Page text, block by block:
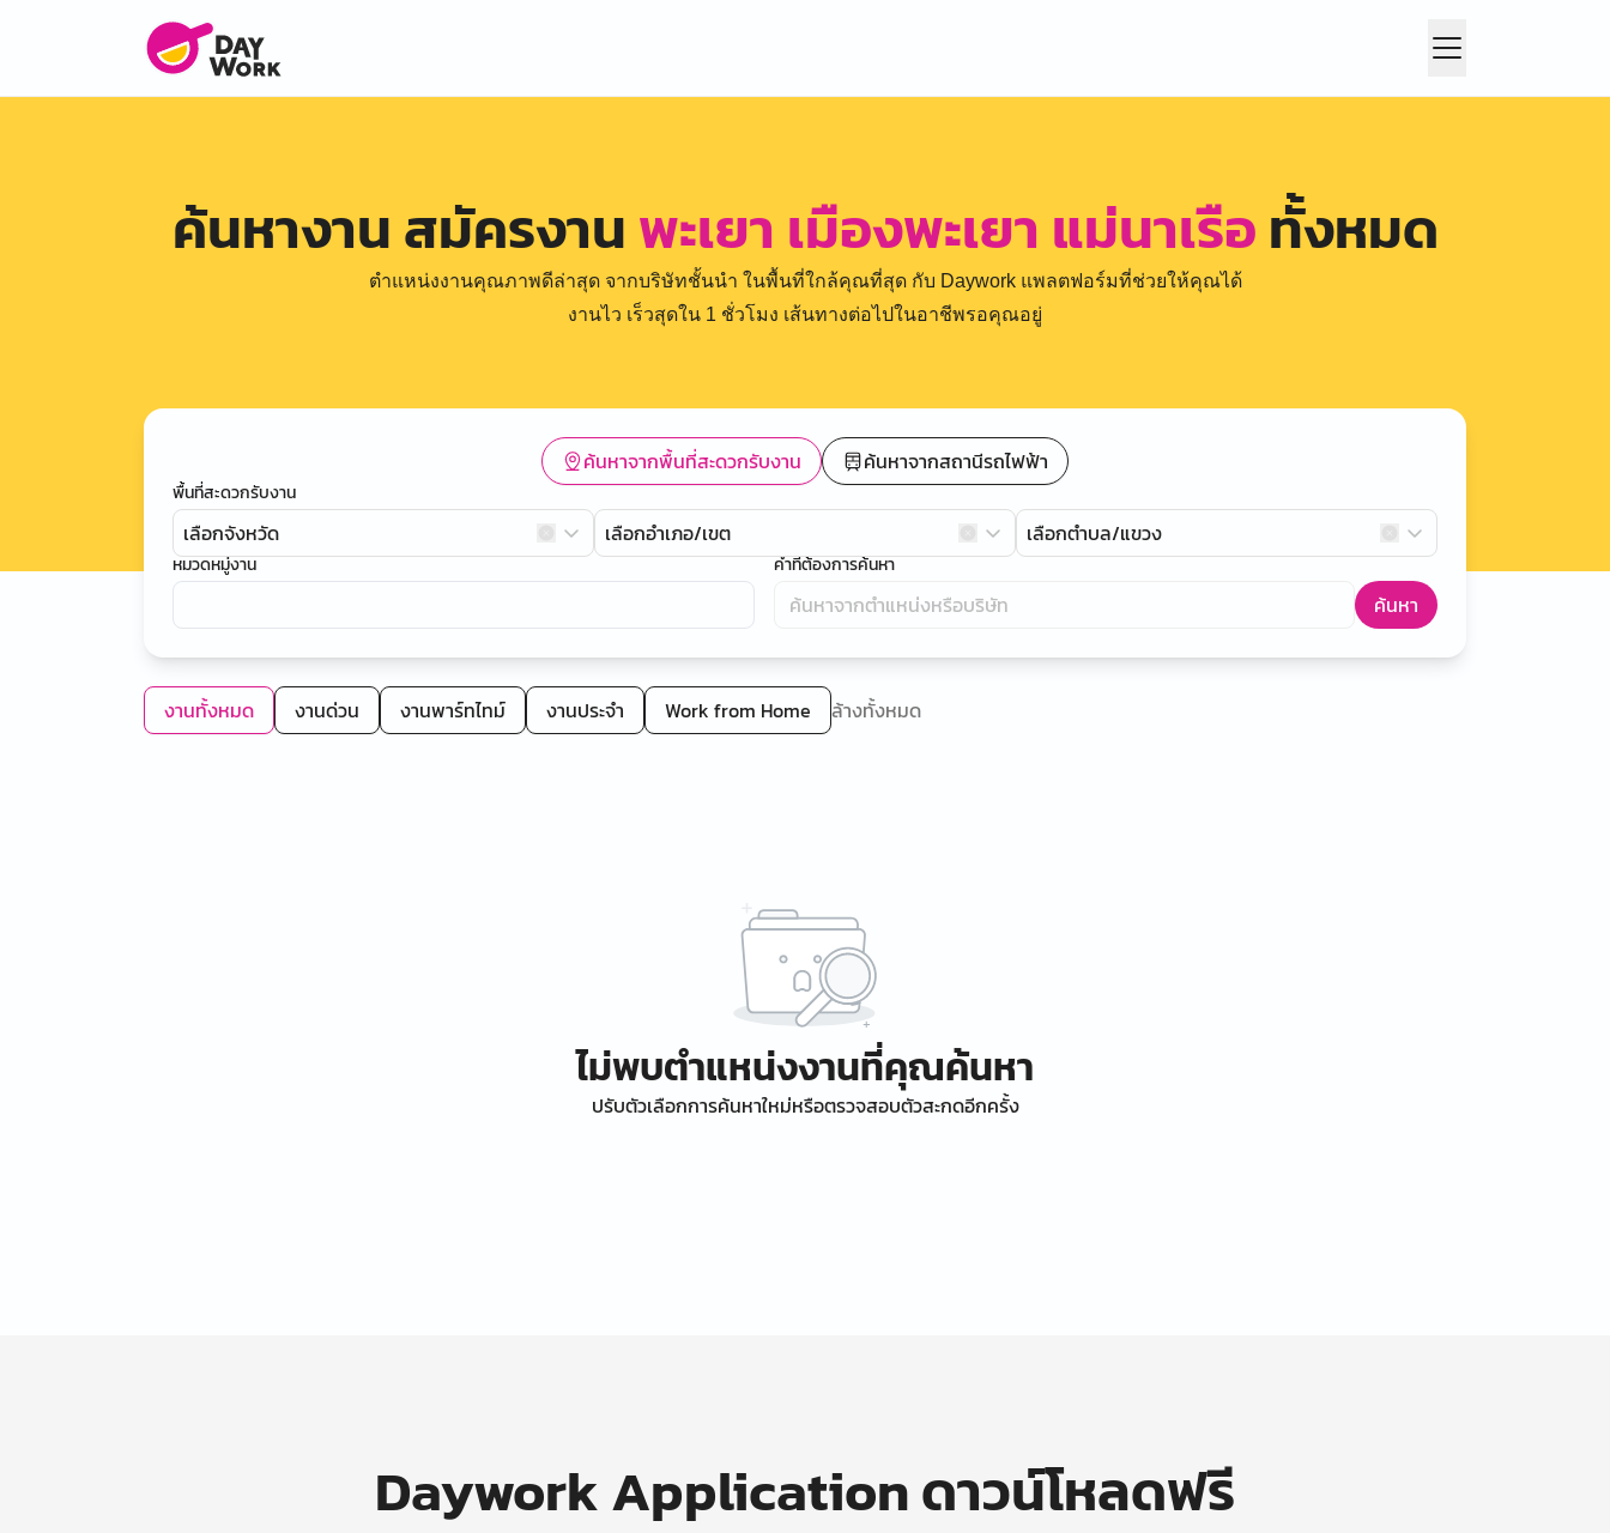
ค้นหางาน สมัครงานพะเยา เมืองพะเยา แม่นาเรือทั้งหมด
ตำแหน่งงานคุณภาพดีล่าสุด จากบริษัทชั้นนำ ในพื้นที่ใกล้คุณที่สุด กับ Daywork แพลตฟอร์มที่ช่วยให้คุณได้
งานไว เร็วสุดใน 1 ชั่วโมง เส้นทางต่อไปในอาชีพรอคุณอยู่
ค้นหาจากพื้นที่สะดวกรับงาน ค้นหาจากสถานีรถไฟฟ้า
พื้นที่สะดวกรับงาน
เลือกจังหวัด เลือกอำเภอ/เขต เลือกตำบล/แขวง
หมวดหมู่งาน คำที่ต้องการค้นหา
ค้นหา
งานทั้งหมด งานด่วน งานพาร์ทไทม์ งานประจำ Work from Home ล้างทั้งหมด
ไม่พบตำแหน่งงานที่คุณค้นหา
ปรับตัวเลือกการค้นหาใหม่หรือตรวจสอบตัวสะกดอีกครั้ง
Daywork Application ดาวน์โหลดฟรี